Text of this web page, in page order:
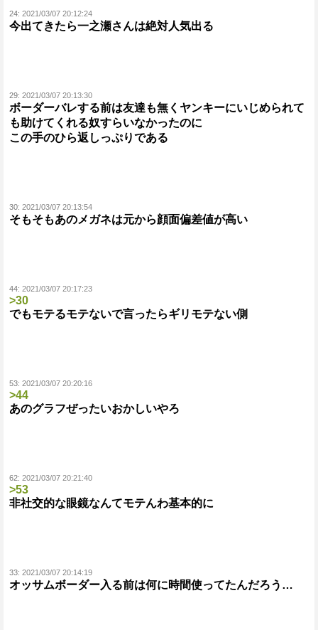
24: 2021/03/07 20:12:24
今出てきたら一之瀬さんは絶対人気出る
29: 2021/03/07 20:13:30
ボーダーバレする前は友達も無くヤンキーにいじめられて
も助けてくれる奴すらいなかったのに
この手のひら返しっぷりである
30: 2021/03/07 20:13:54
そもそもあのメガネは元から顔面偏差値が高い
44: 2021/03/07 20:17:23
>30
でもモテるモテないで言ったらギリモテない側
53: 2021/03/07 20:20:16
>44
あのグラフぜったいおかしいやろ
62: 2021/03/07 20:21:40
>53
非社交的な眼鏡なんてモテんわ基本的に
33: 2021/03/07 20:14:19
オッサムボーダー入る前は何に時間使ってたんだろう…